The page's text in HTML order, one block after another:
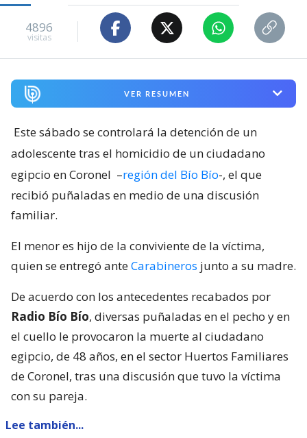
4896
visitas
VER RESUMEN
Este sábado se controlará la detención de un
adolescente tras el homicidio de un ciudadano
egipcio en Coronel –región del Bío Bío-, el que
recibió puñaladas en medio de una discusión
familiar.
El menor es hijo de la conviviente de la víctima,
quien se entregó anteCarabineros junto a su madre.
De acuerdo con los antecedentes recabados por
Radio Bío Bío, diversas puñaladas en el pecho y en
el cuello le provocaron la muerte al ciudadano
egipcio, de 48 años, en el sector Huertos Familiares
de Coronel, tras una discusión que tuvo la víctima
con su pareja.
Lee también...